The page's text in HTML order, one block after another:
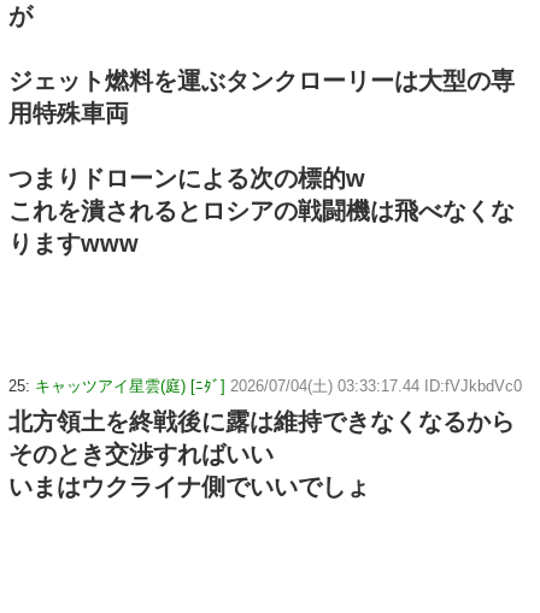
が
ジェット燃料を運ぶタンクローリーは大型の専
用特殊車両
つまりドローンによる次の標的w
これを潰されるとロシアの戦闘機は飛べなくな
りますwww
25: キャッツアイ星雲(庭) [ﾆﾀﾞ] 2026/07/04(土) 03:33:17.44 ID:fVJkbdVc0
北方領土を終戦後に露は維持できなくなるから
そのとき交渉すればいい
いまはウクライナ側でいいでしょ